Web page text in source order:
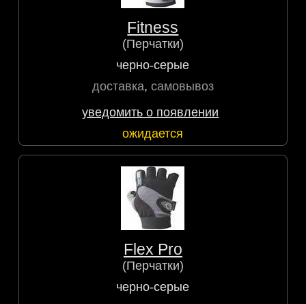
Fitness
(Перчатки)
черно-серые
доставка, самовывоз
уведомить о появлении
ожидается
Flex Pro
(Перчатки)
черно-серые